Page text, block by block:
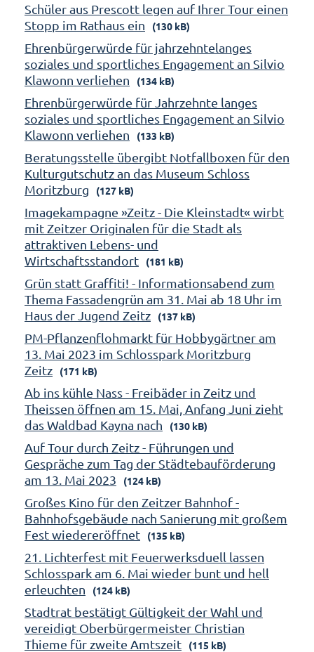
Schüler aus Prescott legen auf Ihrer Tour einen
Stopp im Rathaus ein
(130 kB)
Ehrenbürgerwürde für jahrzehntelanges
soziales und sportliches Engagement an Silvio
Klawonn verliehen
(134 kB)
Ehrenbürgerwürde für Jahrzehnte langes
soziales und sportliches Engagement an Silvio
Klawonn verliehen
(133 kB)
Beratungsstelle übergibt Notfallboxen für den
Kulturgutschutz an das Museum Schloss
Moritzburg
(127 kB)
Imagekampagne »Zeitz - Die Kleinstadt« wirbt
mit Zeitzer Originalen für die Stadt als
attraktiven Lebens- und
Wirtschaftsstandort
(181 kB)
Grün statt Graffiti! - Informationsabend zum
Thema Fassadengrün am 31. Mai ab 18 Uhr im
Haus der Jugend Zeitz
(137 kB)
PM-Pflanzenflohmarkt für Hobbygärtner am
13. Mai 2023 im Schlosspark Moritzburg
Zeitz
(171 kB)
Ab ins kühle Nass - Freibäder in Zeitz und
Theissen öffnen am 15. Mai, Anfang Juni zieht
das Waldbad Kayna nach
(130 kB)
Auf Tour durch Zeitz - Führungen und
Gespräche zum Tag der Städtebauförderung
am 13. Mai 2023
(124 kB)
Großes Kino für den Zeitzer Bahnhof -
Bahnhofsgebäude nach Sanierung mit großem
Fest wiedereröffnet
(135 kB)
21. Lichterfest mit Feuerwerksduell lassen
Schlosspark am 6. Mai wieder bunt und hell
erleuchten
(124 kB)
Stadtrat bestätigt Gültigkeit der Wahl und
vereidigt Oberbürgermeister Christian
Thieme für zweite Amtszeit
(115 kB)